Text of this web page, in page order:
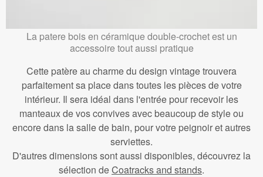
La patere bois en céramique double-crochet est un
accessoire tout aussi pratique
Cette patère au charme du design vintage trouvera
parfaitement sa place dans toutes les pièces de votre
intérieur. Il sera idéal dans l'entrée pour recevoir les
manteaux de vos convives avec beaucoup de style ou
encore dans la salle de bain, pour votre peignoir et autres
serviettes.
D'autres dimensions sont aussi disponibles, découvrez la
sélection deCoatracks and stands.